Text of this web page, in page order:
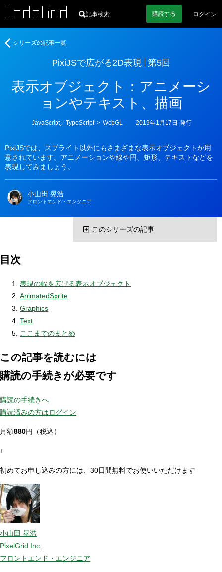
記事検索 購読する ログイン
PixiJSで広がる2D表現 第5回
表示オブジェクト：アニメーシ
ョンやテキスト、描画
PixiJSでは、スプライト以外にもさまざまな表示オブジェクトが用
意されています。アニメーションや線や円、矩形、テキストなどを
表現してみましょう。
カ
ー
JavaScript／TypeScript > WebGL 2019年1月17日 発行
者
小山田 晃浩
フロントエンド・エンジニア
PixiJS
る
2D
シリーズの記事一覧
このシリーズの記事
目次
表現の幅を広げる表示オブジェクト
AnimatedSprite
Graphics
Text
ここまでのまとめ
この記事を読むには
購読の手続きが必要です
購読の手続きへ
購読済みの方はログイン
月額880円（税込）
+
初めてお申し込みの方には、30日間無料でお使いいただけます
小山田 晃浩
PixelGrid Inc.
フロントエンド・エンジニア